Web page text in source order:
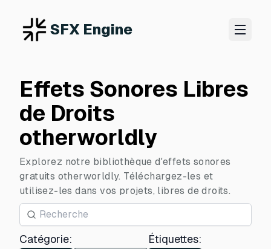
SFX Engine
Effets Sonores Libres
de Droits
otherworldly
Explorez notre bibliothèque d'effets sonores
gratuits otherworldly. Téléchargez-les et
utilisez-les dans vos projets, libres de droits.
Catégorie: Étiquettes: